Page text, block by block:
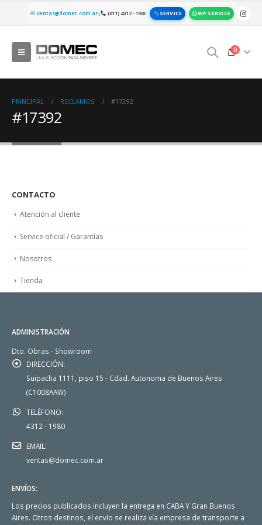
ventas@domec.com.ar| (011) 4312 - 1980 SERVICE WP SERVICE
0
PRINCIPAL RECLAMOS #17392
#17392
CONTACTO
Atención al cliente
Service oficial / Garantías
Nosotros
Tienda
ADMINISTRACIÓN
Dto. Obras - Showroom
DIRECCIÓN:
Suipacha 1111, piso 15 - Cdad. Autonoma de Buenos Aires
(C1008AAW)
TELÉFONO:
4312 - 1980
EMAIL:
ventas@domec.com.ar
ENVÍOS:
Los precios publicados incluyen la entrega en CABA Y Gran Buenos
Aires. Otros destinos, el envío se realiza vía empresa de transporte a